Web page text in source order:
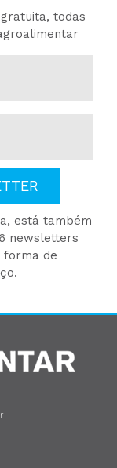
todas
está também
newsletters
forma de